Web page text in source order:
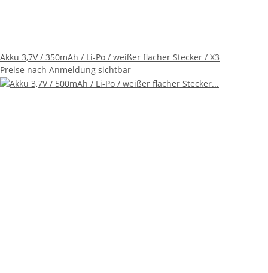
Akku 3,7V / 350mAh / Li-Po / weißer flacher Stecker / X3
Preise nach Anmeldung sichtbar